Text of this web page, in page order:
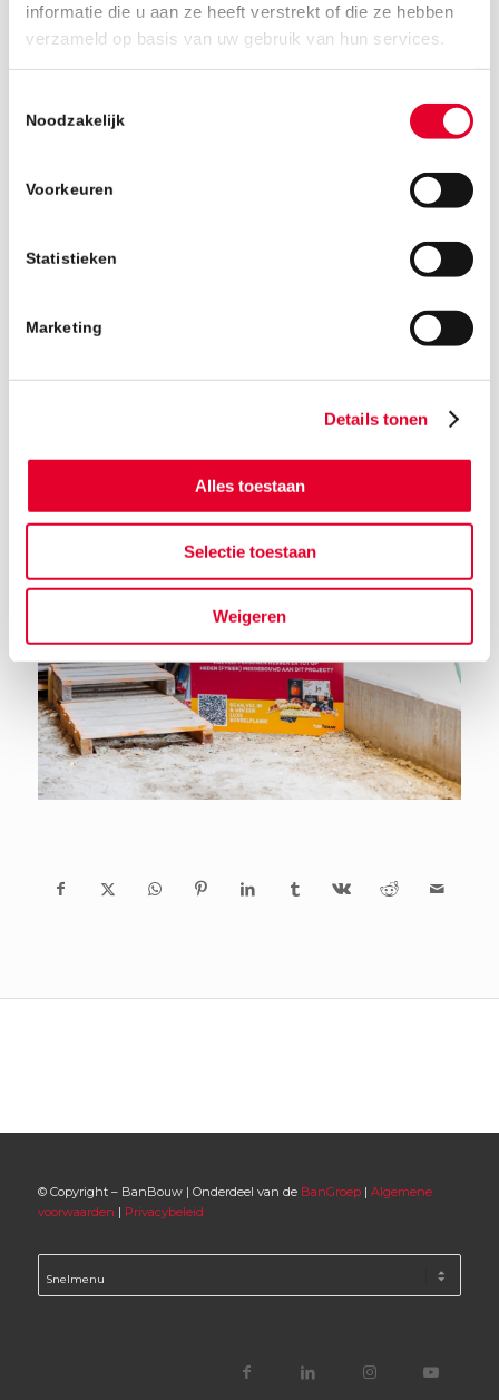
informatie die u aan ze heeft verstrekt of die ze hebben
verzameld op basis van uw gebruik van hun services.
Noodzakelijk
Voorkeuren
Statistieken
Marketing
Details tonen
Alles toestaan
Selectie toestaan
Weigeren
23 juni 2026
© Copyright – BanBouw | Onderdeel van de BanGroep| Algemene
voorwaarden | Privacybeleid